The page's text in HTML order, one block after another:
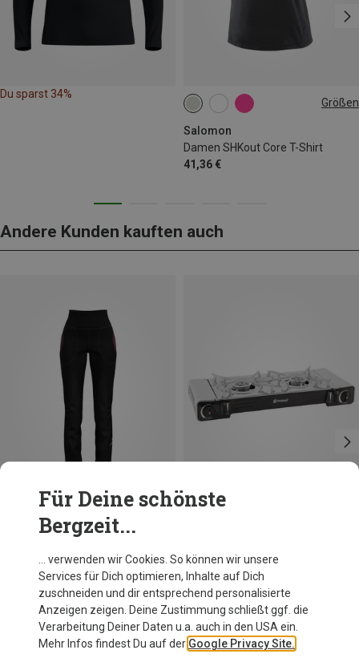
Du sparst 34%
Größen
Salomon
Damen SHKout Core T-Shirt
41,36 €
XS M
Andere Kunden kauften auch
Du sparst 25%
Outwell
Appetizer Maxi Kocher
69,20 €
Für Deine schönste
Bergzeit...
… verwenden wir Cookies. So können wir unsere
Services für Dich optimieren, Inhalte auf Dich
zuschneiden und dir entsprechend personalisierte
Anzeigen zeigen. Deine Zustimmung schließt ggf. die
Verarbeitung Deiner Daten u.a. auch in den USA ein.
Mehr Infos findest Du auf der Google Privacy Site.